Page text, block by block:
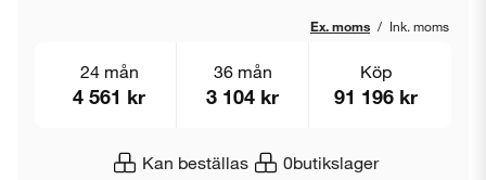
Ex. moms / Ink. moms
Kan beställas 0butikslager
24 mån
4 561 kr
36 mån
3 104 kr
Köp
91 196 kr